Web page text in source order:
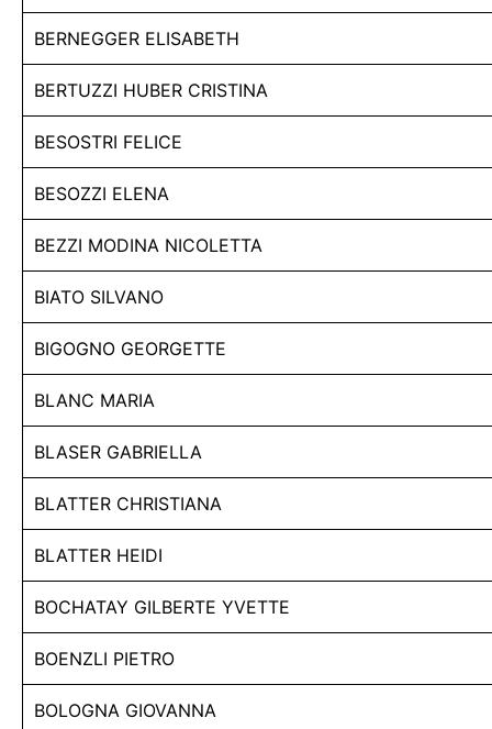
BERNEGGER ELISABETH
BERTUZZI HUBER CRISTINA
BESOSTRI FELICE
BESOZZI ELENA
BEZZI MODINA NICOLETTA
BIATO SILVANO
BIGOGNO GEORGETTE
BLANC MARIA
BLASER GABRIELLA
BLATTER CHRISTIANA
BLATTER HEIDI
BOCHATAY GILBERTE YVETTE
BOENZLI PIETRO
BOLOGNA GIOVANNA